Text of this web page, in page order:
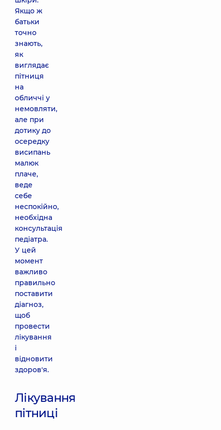
Якщо ж
батьки
точно
знають,
як
виглядає
пітниця
на
обличчі у
немовляти,
але при
дотику до
осередку
висипань
малюк
плаче,
веде
себе
неспокійно,
необхідна
консультація
педіатра.
У цей
момент
важливо
правильно
поставити
діагноз,
щоб
провести
лікування
і
відновити
здоров'я.
Лікування
пітниці